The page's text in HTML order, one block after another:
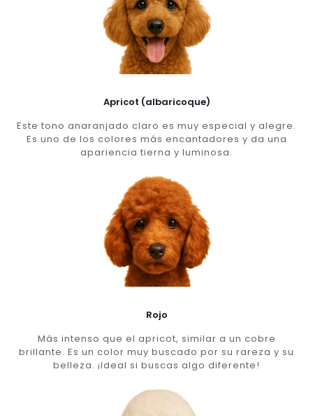
Apricot (albaricoque)
Este tono anaranjado claro es muy especial y alegre.
Es uno de los colores más encantadores y da una
apariencia tierna y luminosa.
Rojo
Más intenso que el apricot, similar a un cobre
brillante. Es un color muy buscado por su rareza y su
belleza. ¡Ideal si buscas algo diferente!